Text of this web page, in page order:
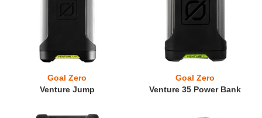
Goal Zero
Venture Jump
Goal Zero
Venture 35 Power Bank